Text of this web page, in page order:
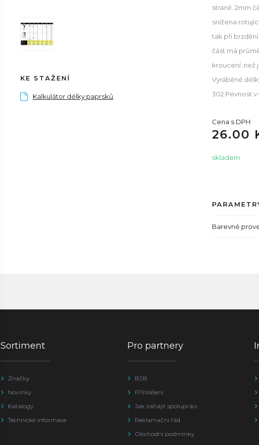
straně. 2mm
snížena
tak při brzdění
část má
kroucení ,než
Vyráběné
302 Pevnost
Cena s DPH
26.00
skladem
Barevné
KE STAŽENÍ
Kalkulátor délky paprsků
Sortiment
Značky
Novinky
Katalogy
Technické informace
Pro partnery
B2B
Přihlášení
Jak zahájit spolupráci
Reklamační řád
Obchodní podmínky